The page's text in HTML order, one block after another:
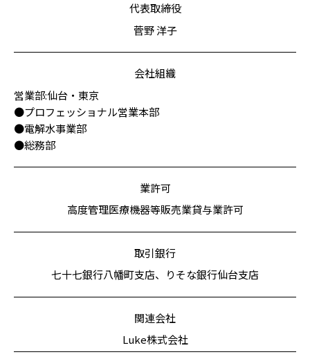
代表取締役
菅野 洋子
会社組織
営業部:仙台・東京
●プロフェッショナル営業本部
●電解水事業部
●総務部
業許可
高度管理医療機器等販売業貸与業許可
取引銀行
七十七銀行八幡町支店、りそな銀行仙台支店
関連会社
Luke株式会社